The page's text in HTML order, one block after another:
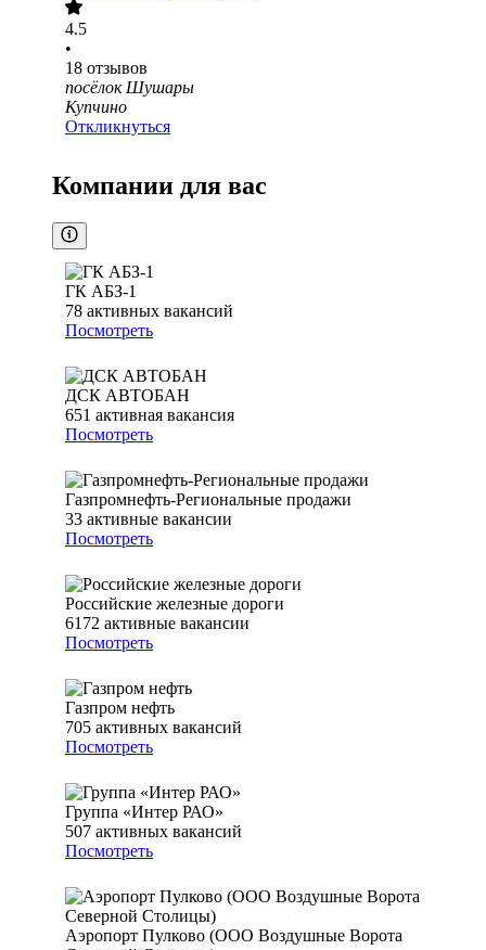
4.5
•
18 отзывов
посёлок Шушары
Купчино
Откликнуться
Компании для вас
ГК АБЗ-1
78 активных вакансий
Посмотреть
ДСК АВТОБАН
651 активная вакансия
Посмотреть
Газпромнефть-Региональные продажи
33 активные вакансии
Посмотреть
Российские железные дороги
6172 активные вакансии
Посмотреть
Газпром нефть
705 активных вакансий
Посмотреть
Группа «Интер РАО»
507 активных вакансий
Посмотреть
Аэропорт Пулково (ООО Воздушные Ворота